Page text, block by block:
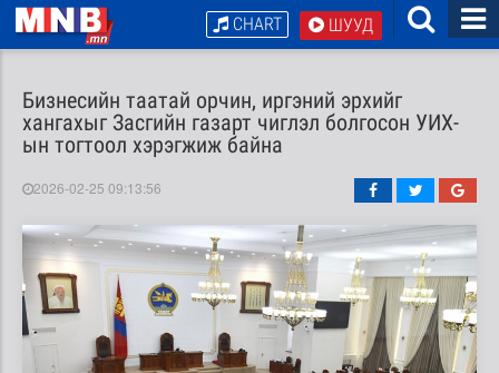
ШУУД
CHART
Бизнесийн таатай орчин, иргэний эрхийг
хангахыг Засгийн газарт чиглэл болгосон УИХ-
ын тогтоол хэрэгжиж байна
2026-02-25 09:13:56